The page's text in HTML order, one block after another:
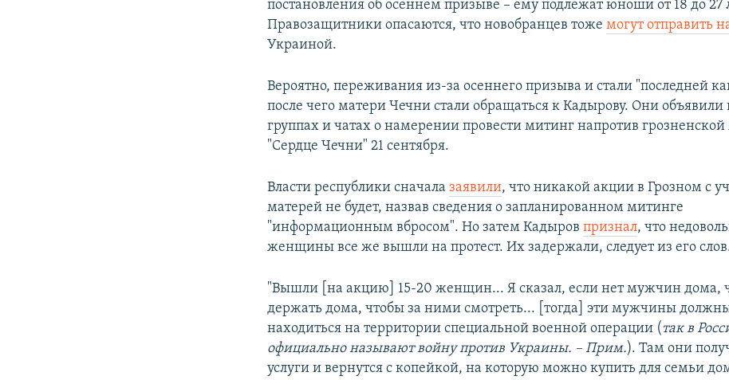
постановления об осеннем призыве – ему подлежат юноши от 18 до 27
Правозащитники опасаются, что новобранцев тожемогут отправить
Украиной.
Вероятно, переживания из-за осеннего призыва и стали "последней
после чего матери Чечни стали обращаться к Кадырову. Они объявили
группах и чатах о намерении провести митинг напротив
"Сердце Чечни" 21 сентября.
Власти республики сначалазаявили, что никакой акции в Грозном с
матерей не будет, назвав сведения о запланированном митинге
"информационным вбросом". Но затем Кадыровпризнал, что
женщины все же вышли на протест. Их задержали, следует из его
"Вышли [на акцию] 15-20 женщин... Я сказал, если нет мужчин дома,
держать дома, чтобы за ними смотреть... [тогда] эти мужчины
находиться на территории специальной военной операции ( так в
официально называют войну против Украины. – Прим.). Там они
услуги и вернутся с копейкой, на которую можно купить для семьи